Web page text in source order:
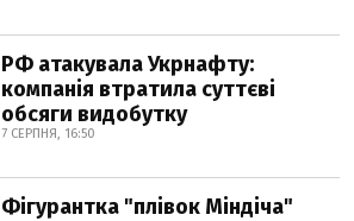
РФ атакувала Укрнафту:
компанія втратила суттєві
обсяги видобутку
7 СЕРПНЯ, 16:50
Фігурантка "плівок Міндіча"